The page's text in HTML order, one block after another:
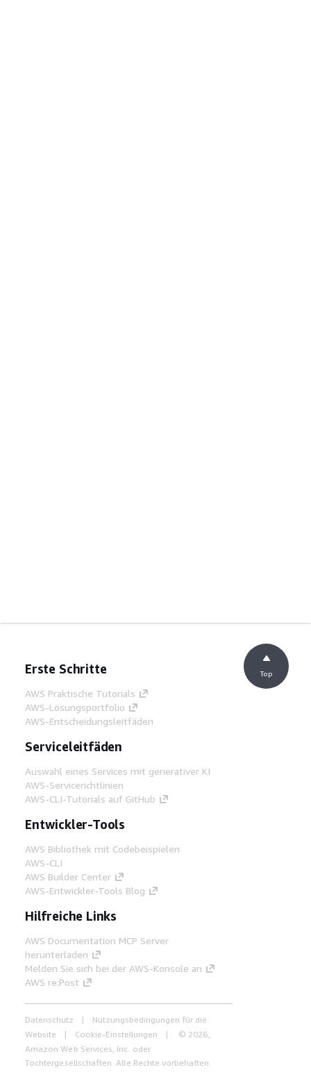
Erste Schritte
AWS Praktische Tutorials
AWS-Lösungsportfolio
AWS-Entscheidungsleitfäden
Serviceleitfäden
Auswahl eines Services mit generativer KI
AWS-Servicerichtlinien
AWS-CLI-Tutorials auf GitHub
Entwickler-Tools
AWS Bibliothek mit Codebeispielen
AWS-CLI
AWS Builder Center
AWS-Entwickler-Tools Blog
Hilfreiche Links
AWS Documentation MCP Server
herunterladen
Melden Sie sich bei der AWS-Konsole an
AWS re:Post
Datenschutz
Nutzungsbedingungen für die
Website
Cookie-Einstellungen
© 2026,
Amazon Web Services, Inc. oder
Tochtergesellschaften. Alle Rechte vorbehalten.
Top